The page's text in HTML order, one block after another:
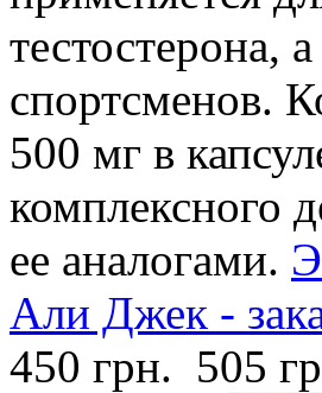
тестостерона,
спортсменов.
500 мг в
комплексного
ее аналогами.
Али Джек -
450 грн. 505